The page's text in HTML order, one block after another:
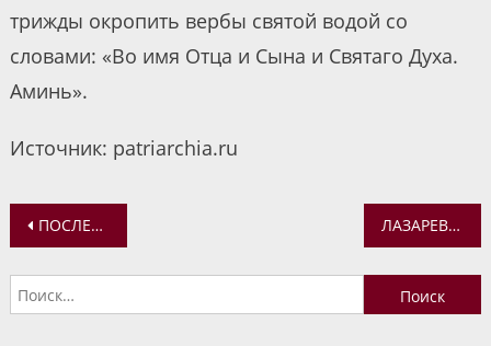
трижды окропить вербы святой водой со
словами: «Во имя Отца и Сына и Святаго Духа.
Аминь».
Источник: patriarchia.ru
Навигация
по
записям
ПОСЛЕДОВАНИЯ ВСЕНОЩНОГО БДЕНИЯ, ЧАСОВ И ОБЕДНИЦЫ ПРАЗДНИКА ВХОДА ГОСПОДНЯ В ИЕРУСАЛИМ ДЛЯ ДОМАШНЕГО СОВЕРШЕНИЯ ЛАЗАРЕВА СУББОТА
Найти: